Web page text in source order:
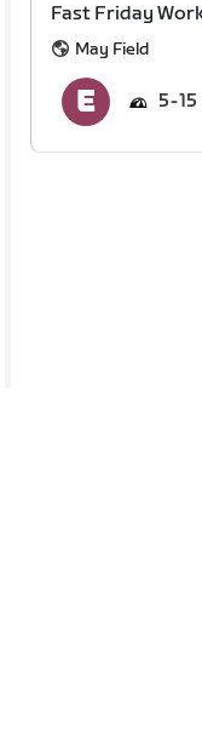
Fast Friday
May Field
5 15